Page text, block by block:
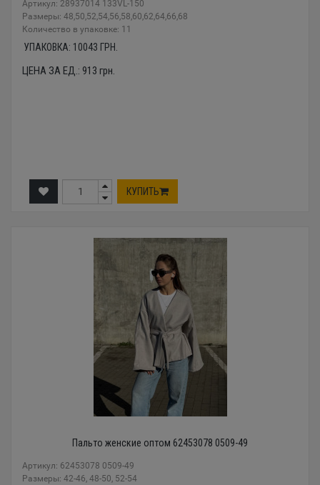
Артикул: 28937014 133VL-150
Размеры: 48,50,52,54,56,58,60,62,64,66,68
Количество в упаковке: 11
УПАКОВКА: 10043 ГРН.
ЦЕНА ЗА ЕД.: 913 грн.
КУПИТЬ
Пальто женские оптом 62453078 0509-49
Артикул: 62453078 0509-49
Размеры: 42-46, 48-50, 52-54